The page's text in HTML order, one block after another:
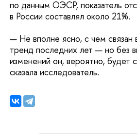
по данным ОЭСР, показатель
в России составлял около 21%.
— Не вполне ясно, с чем связан
тренд последних лет — но без
изменений он, вероятно, будет
сказала исследователь.